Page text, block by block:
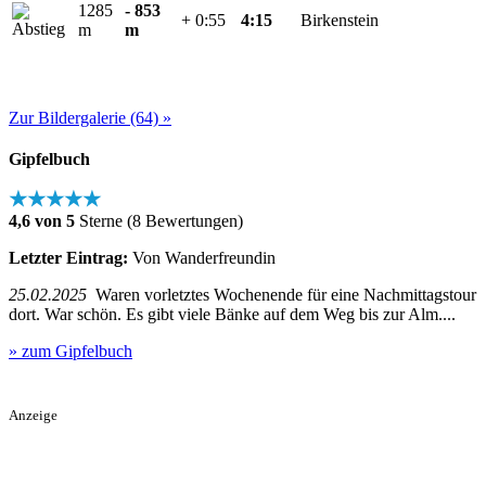
1285
m
- 853
m
+ 0:55 4:15 Birkenstein
Zur Bildergalerie (64) »
Gipfelbuch
★★★★★
4,6 von 5 Sterne (8 Bewertungen)
Letzter Eintrag: Von Wanderfreundin
25.02.2025 Waren vorletztes Wochenende für eine Nachmittagstour
dort. War schön. Es gibt viele Bänke auf dem Weg bis zur Alm....
» zum Gipfelbuch
Anzeige